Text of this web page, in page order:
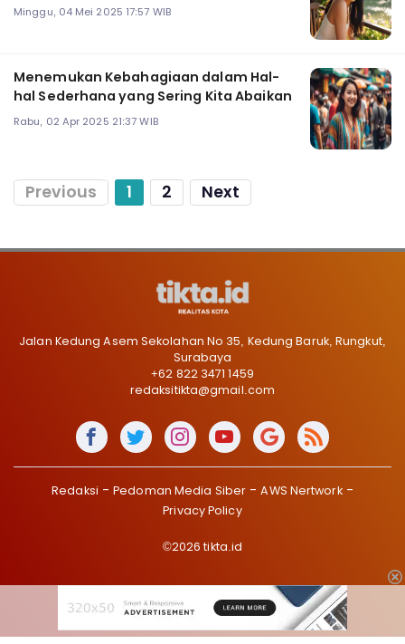
Minggu, 04 Mei 2025 17:57 WIB
Menemukan Kebahagiaan dalam Hal-
hal Sederhana yang Sering Kita Abaikan
Rabu, 02 Apr 2025 21:37 WIB
Previous 1 2 Next
Jalan Kedung Asem Sekolahan No 35, Kedung Baruk, Rungkut,
Surabaya
+62 822 3471 1459
redaksitikta@gmail.com
Redaksi Pedoman Media Siber
AWS Nertwork
Privacy Policy
©2026 tikta.id